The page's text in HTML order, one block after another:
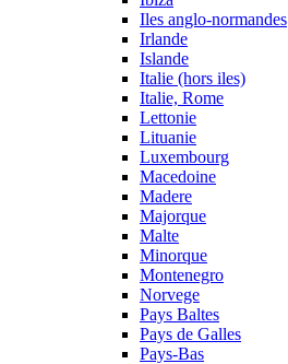
Iles anglo-normandes
Irlande
Islande
Italie (hors iles)
Italie, Rome
Lettonie
Lituanie
Luxembourg
Macedoine
Madere
Majorque
Malte
Minorque
Montenegro
Norvege
Pays Baltes
Pays de Galles
Pays-Bas